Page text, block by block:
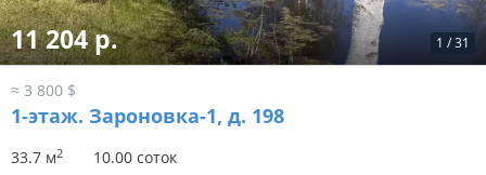
1 /31
11 204 р.
≈ 3 800 $
1-этаж. Зароновка-1, д. 198
33.7 м2 10.00 соток